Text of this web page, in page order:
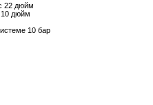
22 дюйм
10 дюйм
10 бар